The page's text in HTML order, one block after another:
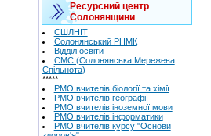
Ресурсний центр
Солонянщини
СШЛНІТ
Солонянський РНМК
Відділ освіти
СМС (Солонянська Мережева
Спільнота)
*****
РМО вчителів біології та хімії
РМО вчителів географії
РМО вчителів іноземної мови
РМО вчителів інформатики
РМО вчителів курсу "Основи